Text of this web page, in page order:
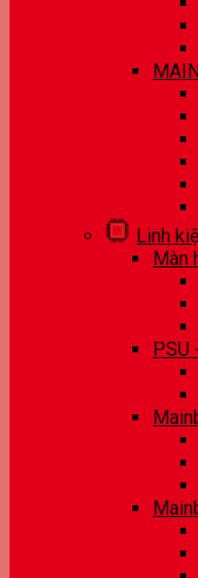
Linh
Màn
PSU